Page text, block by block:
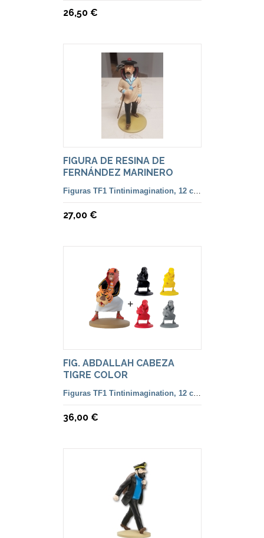
26,50 €
FIGURA DE RESINA DE
FERNÁNDEZ MARINERO
Figuras TF1 Tintinimagination, 12 cm. color y francesa
27,00 €
FIG. ABDALLAH CABEZA
TIGRE COLOR
Figuras TF1 Tintinimagination, 12 cm. color y francesa
36,00 €